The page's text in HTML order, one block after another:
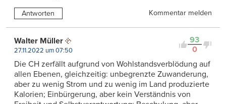
Antworten Kommentar melden
93
0
Walter Müller
27.11.2022 um 07:50
Die CH zerfällt aufgrund von Wohlstandsverblödung auf
allen Ebenen, gleichzeitig: unbegrenzte Zuwanderung,
aber zu wenig Strom und zu wenig im Land produzierte
Kalorien; Einbürgerung, aber kein Verständnis von